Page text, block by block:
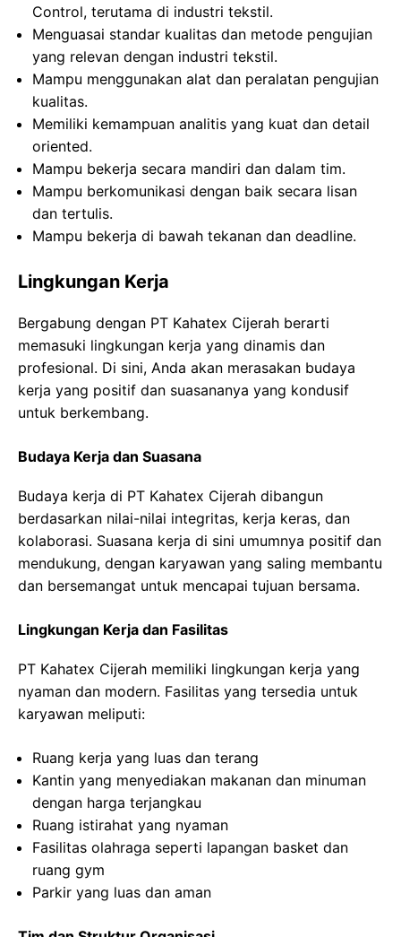
Control, terutama di industri tekstil.
Menguasai standar kualitas dan metode pengujian
yang relevan dengan industri tekstil.
Mampu menggunakan alat dan peralatan pengujian
kualitas.
Memiliki kemampuan analitis yang kuat dan detail
oriented.
Mampu bekerja secara mandiri dan dalam tim.
Mampu berkomunikasi dengan baik secara lisan
dan tertulis.
Mampu bekerja di bawah tekanan dan deadline.
Lingkungan Kerja
Bergabung dengan PT Kahatex Cijerah berarti
memasuki lingkungan kerja yang dinamis dan
profesional. Di sini, Anda akan merasakan budaya
kerja yang positif dan suasananya yang kondusif
untuk berkembang.
Budaya Kerja dan Suasana
Budaya kerja di PT Kahatex Cijerah dibangun
berdasarkan nilai-nilai integritas, kerja keras, dan
kolaborasi. Suasana kerja di sini umumnya positif dan
mendukung, dengan karyawan yang saling membantu
dan bersemangat untuk mencapai tujuan bersama.
Lingkungan Kerja dan Fasilitas
PT Kahatex Cijerah memiliki lingkungan kerja yang
nyaman dan modern. Fasilitas yang tersedia untuk
karyawan meliputi:
Ruang kerja yang luas dan terang
Kantin yang menyediakan makanan dan minuman
dengan harga terjangkau
Ruang istirahat yang nyaman
Fasilitas olahraga seperti lapangan basket dan
ruang gym
Parkir yang luas dan aman